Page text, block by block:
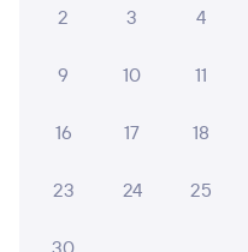
Отель
Capsule
2 3 4
9 10 11
16 17 18
23 24 25